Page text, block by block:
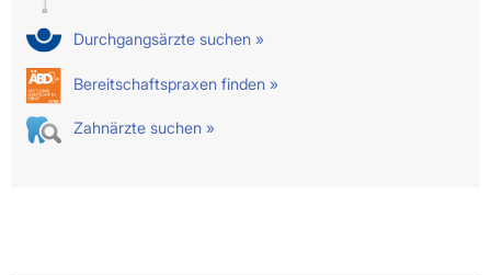
Durchgangsärzte suchen »
Bereitschaftspraxen finden »
Zahnärzte suchen »